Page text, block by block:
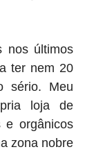
nos últimos
ter nem 20
sério. Meu
loja de
e orgânicos
zona nobre